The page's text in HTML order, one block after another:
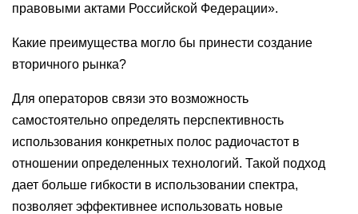
правовыми актами Российской Федерации».
Какие преимущества могло бы принести создание
вторичного рынка?
Для операторов связи это возможность
самостоятельно определять перспективность
использования конкретных полос радиочастот в
отношении определенных технологий. Такой подход
дает больше гибкости в использовании спектра,
позволяет эффективнее использовать новые